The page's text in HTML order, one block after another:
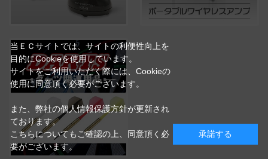
当ＥＣサイトでは、サイトの利便性向上を
目的にCookieを使用しています。
サイトをご利用いただく際には、Cookieの
使用に同意頂く必要がございます。
また、弊社の個人情報保護方針が更新され
ております。
こちらについてもご確認の上、同意頂く必
要がございます。
承諾する